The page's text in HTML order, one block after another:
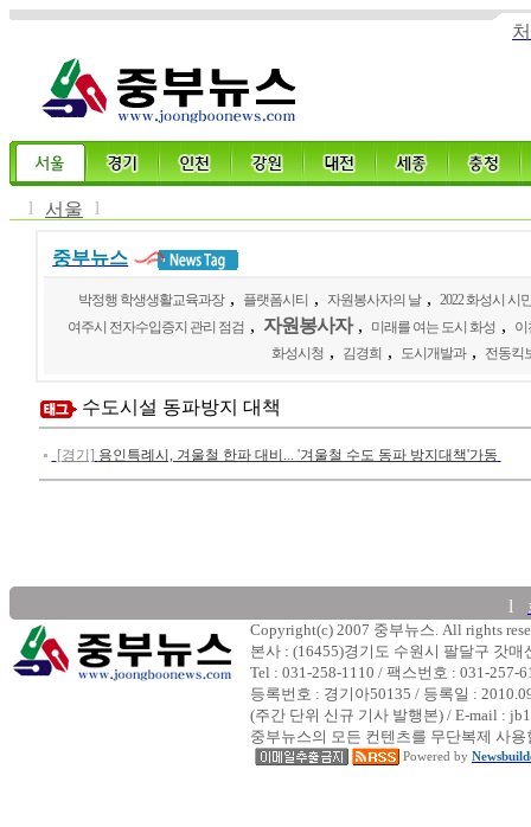
l 서울 l
중부뉴스
박정행 학생생활교육과장 , 플랫폼시티 , 자원봉사자의 날 , 2022 화성시 시
여주시 전자수입증지 관리 점검 , 자원봉사자 , 미래를 여는 도시 화성 ,
이
화성시청 , 김경희 , 도시개발과 , 전동킥
수도시설 동파방지 대책
[경기] 용인특례시, 겨울철 한파 대비... '겨울철 수도 동파 방지대책'가동
l
Copyright(c) 2007 중부뉴스. All rights
본사 : (16455)경기도 수원시 팔달구 갓
Tel : 031-258-1110 / 팩스번호 : 031-257-
등록번호 : 경기아50135 / 등록일 :
(주간 단위 신규 기사 발행본) / E-mail :
중부뉴스의 모든 컨텐츠를 무단복제 사
Powered by